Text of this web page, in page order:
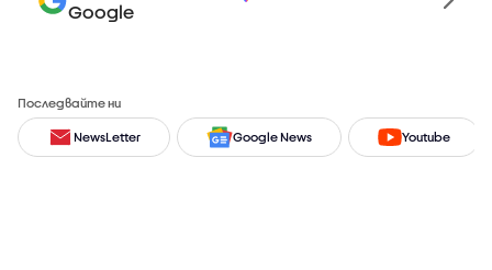
Google
Последвайте ни
NewsLetter Google News Youtube